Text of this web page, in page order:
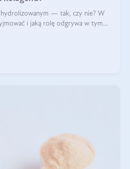
hydrolizowanym — tak, czy nie? W
i jaką rolę odgrywa w tym